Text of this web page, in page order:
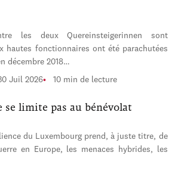
les deux Quereinsteigerinnen sont
hautes fonctionnaires ont été parachutées
décembre 2018…
Juil 2026 10 min de lecture
se limite pas au bénévolat
du Luxembourg prend, à juste titre, de
en Europe, les menaces hybrides, les